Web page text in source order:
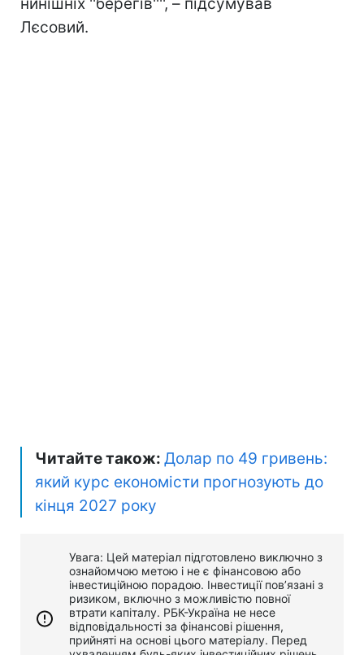
Лєсовий.
Читайте також: Долар по 49 гривень:
який курс економісти прогнозують до
кінця 2027 року
Увага: Цей матеріал підготовлено виключно з
ознайомчою метою і не є фінансовою або
інвестиційною порадою. Інвестиції пов’язані з
ризиком, включно з можливістю повної
втрати капіталу. РБК-Україна не несе
відповідальності за фінансові рішення,
прийняті на основі цього матеріалу. Перед